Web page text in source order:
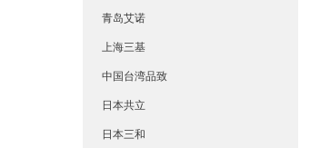
青岛艾诺
上海三基
中国台湾品致
日本共立
日本三和